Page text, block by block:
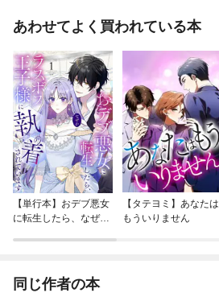
あわせてよく買われている本
【単行本】おデブ悪女
に転生したら、なぜか
【タテヨミ】あなたは
もういりません
同じ作者の本